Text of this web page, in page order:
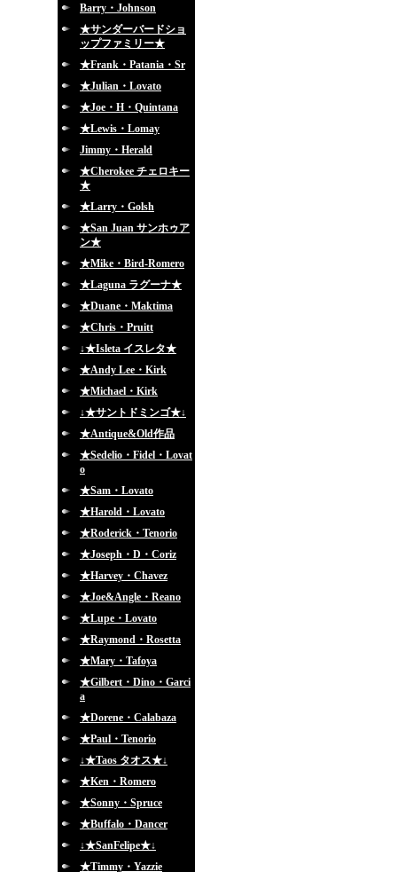
Barry・Johnson
★サンダーバードショ
ップファミリー★
★Frank・Patania・Sr
★Julian・Lovato
★Joe・H・Quintana
★Lewis・Lomay
Jimmy・Herald
★Cherokee チェロキー
★
★Larry・Golsh
★San Juan サンホゥア
ン★
★Mike・Bird-Romero
★Laguna ラグーナ★
★Duane・Maktima
★Chris・Pruitt
↓★Isleta イスレタ★
★Andy Lee・Kirk
★Michael・Kirk
↓★サントドミンゴ★↓
★Antique&Old作品
★Sedelio・Fidel・Lovat
o
★Sam・Lovato
★Harold・Lovato
★Roderick・Tenorio
★Joseph・D・Coriz
★Harvey・Chavez
★Joe&Angle・Reano
★Lupe・Lovato
★Raymond・Rosetta
★Mary・Tafoya
★Gilbert・Dino・Garci
a
★Dorene・Calabaza
★Paul・Tenorio
↓★Taos タオス★↓
★Ken・Romero
★Sonny・Spruce
★Buffalo・Dancer
↓★SanFelipe★↓
★Timmy・Yazzie